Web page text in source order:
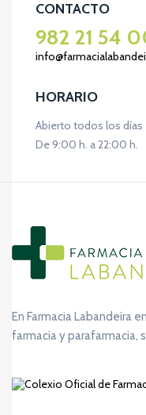
CONTACTO
982 21 54
HORARIO
Abierto todos los días
De 9:00 h. a 22:00 h.
En Farmacia Labandeira
farmacia y parafarmacia,